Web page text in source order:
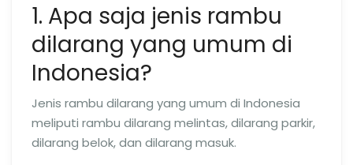
1. Apa saja jenis rambu
dilarang yang umum di
Indonesia?
Jenis rambu dilarang yang umum di Indonesia
meliputi rambu dilarang melintas, dilarang parkir,
dilarang belok, dan dilarang masuk.